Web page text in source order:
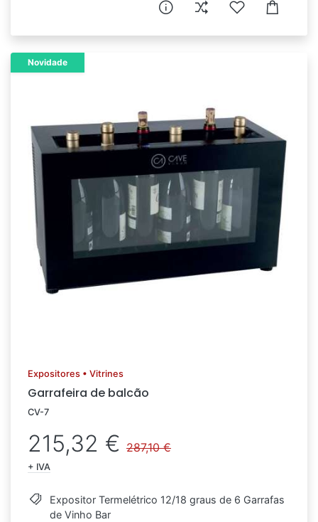
Novidade
Expositores • Vitrines
Garrafeira de balcão
CV-7
215,32 € 287,10 €
+ IVA
Expositor Termelétrico 12/18 graus de 6 Garrafas
de Vinho Bar